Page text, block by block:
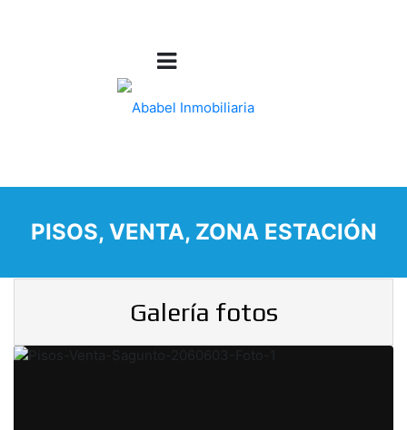
PISOS, VENTA, ZONA ESTACIÓN
Galería fotos